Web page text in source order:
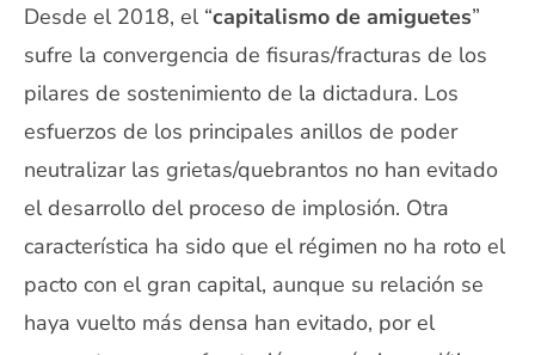
Desde el 2018, el “capitalismo de amiguetes”
sufre la convergencia de fisuras/fracturas de los
pilares de sostenimiento de la dictadura. Los
esfuerzos de los principales anillos de poder
neutralizar las grietas/quebrantos no han evitado
el desarrollo del proceso de implosión. Otra
característica ha sido que el régimen no ha roto el
pacto con el gran capital, aunque su relación se
haya vuelto más densa han evitado, por el